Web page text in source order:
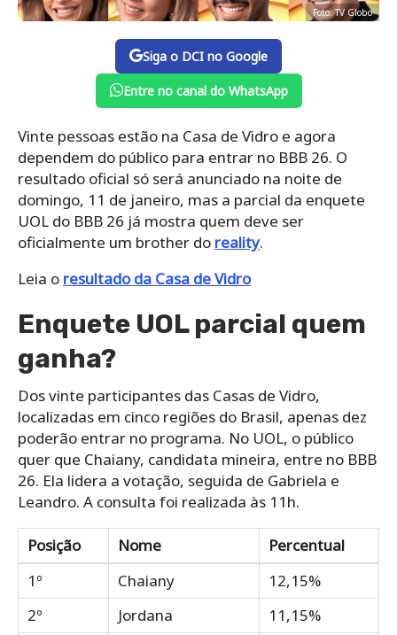
Foto: TV Globo
Siga o DCI no Google
Entre no canal do WhatsApp
Vinte pessoas estão na Casa de Vidro e agora
dependem do público para entrar no BBB 26. O
resultado oficial só será anunciado na noite de
domingo, 11 de janeiro, mas a parcial da enquete
UOL do BBB 26 já mostra quem deve ser
oficialmente um brother do reality.
Leia o resultado da Casa de Vidro
Enquete UOL parcial quem
ganha?
Dos vinte participantes das Casas de Vidro,
localizadas em cinco regiões do Brasil, apenas dez
poderão entrar no programa. No UOL, o público
quer que Chaiany, candidata mineira, entre no BBB
26. Ela lidera a votação, seguida de Gabriela e
Leandro. A consulta foi realizada às 11h.
Posição Nome
Percentual
1º
Chaiany
12,15%
2º
Jordana
11,15%